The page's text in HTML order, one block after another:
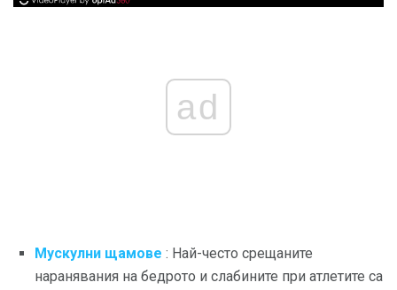
ad
Мускулни щамове : Най-често срещаните
наранявания на бедрото и слабините при атлетите са